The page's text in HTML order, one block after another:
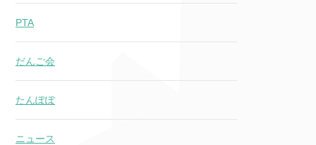
PTA
だんご会
たんぽぽ
ニュース